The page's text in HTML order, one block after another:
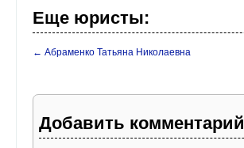
Еще юристы:
← Абраменко Татьяна Николаевна
Добавить комментарий